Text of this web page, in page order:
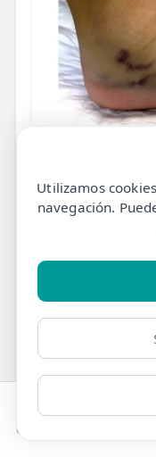
Clínicas
Lesiones
Utilizamos
navegación.